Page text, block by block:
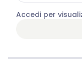
Accedi per